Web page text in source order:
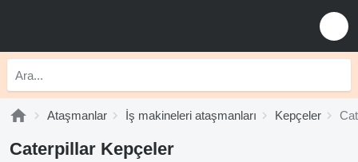
Ataşmanlar İş makineleri ataşmanları Kepçeler
Caterpillar Kepçeler